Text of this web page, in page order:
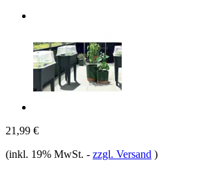
21,99 €
(inkl. 19% MwSt. - zzgl. Versand )